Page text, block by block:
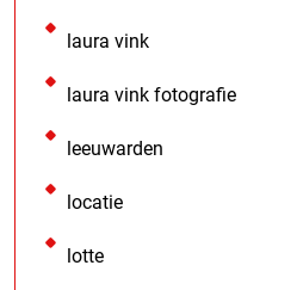
laura vink
laura vink fotografie
leeuwarden
locatie
lotte